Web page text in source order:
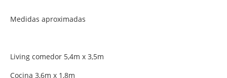
Medidas aproximadas
Living comedor 5,4m x 3,5m
Cocina 3,6m x 1,8m